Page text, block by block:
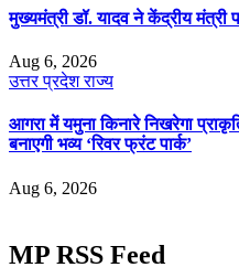
मुख्यमंत्री डॉ. यादव ने केंद्रीय मंत्री
Aug 6, 2026
उत्तर प्रदेशराज्य
आगरा में यमुना किनारे निखरेगा
बनाएगी भव्य ‘रिवर फ्रंट पार्क’
Aug 6, 2026
MP RSS Feed